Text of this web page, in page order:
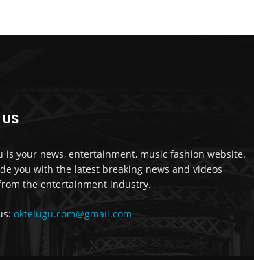
is your news, entertainment, music fashion website.
you with the latest breaking news and videos
the entertainment industry.
oktelugu.com@gmail.com